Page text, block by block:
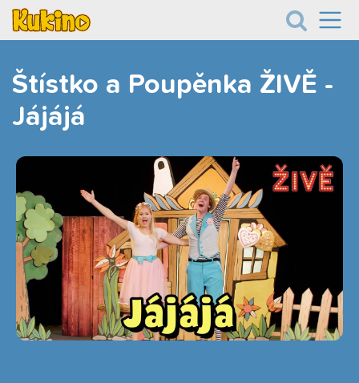
Štístko a Poupěnka ŽIVĚ -
Jájájá